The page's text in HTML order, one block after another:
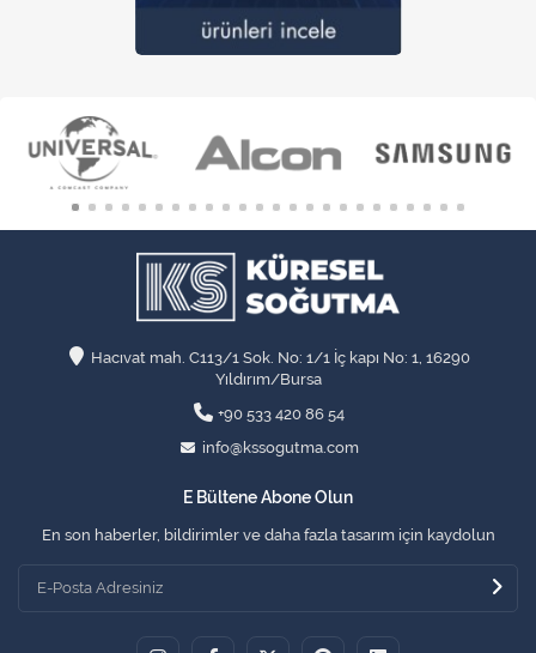
Hacıvat mah. C113/1 Sok. No: 1/1 İç kapı No: 1, 16290
Yıldırım/Bursa
+90 533 420 86 54
info@kssogutma.com
E Bültene Abone Olun
En son haberler, bildirimler ve daha fazla tasarım için kaydolun